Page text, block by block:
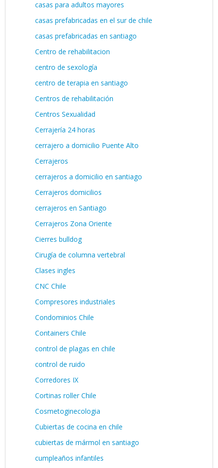
casas para adultos mayores
casas prefabricadas en el sur de chile
casas prefabricadas en santiago
Centro de rehabilitacion
centro de sexología
centro de terapia en santiago
Centros de rehabilitación
Centros Sexualidad
Cerrajería 24 horas
cerrajero a domicilio Puente Alto
Cerrajeros
cerrajeros a domicilio en santiago
Cerrajeros domicilios
cerrajeros en Santiago
Cerrajeros Zona Oriente
Cierres bulldog
Cirugía de columna vertebral
Clases ingles
CNC Chile
Compresores industriales
Condominios Chile
Containers Chile
control de plagas en chile
control de ruido
Corredores IX
Cortinas roller Chile
Cosmetoginecologia
Cubiertas de cocina en chile
cubiertas de mármol en santiago
cumpleaños infantiles